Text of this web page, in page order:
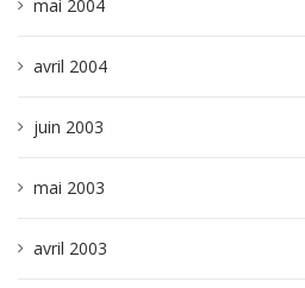
mai 2004
avril 2004
juin 2003
mai 2003
avril 2003